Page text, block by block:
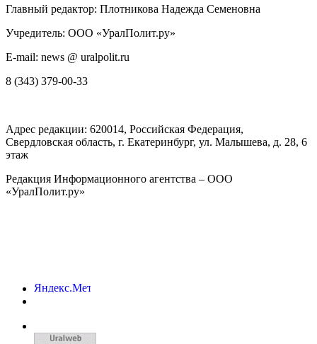
Главный редактор: Плотникова Надежда Семеновна
Учредитель: ООО «УралПолит.ру»
E-mail: news @ uralpolit.ru
8 (343) 379-00-33
Адрес редакции: 620014, Российская Федерация,
Свердловская область, г. Екатеринбург, ул. Малышева, д. 28, 6
этаж
Редакция Информационного агентства – ООО
«УралПолит.ру»